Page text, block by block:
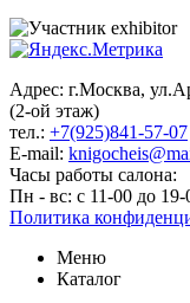
Адрес: г.Москва,
(2-ой этаж)
тел.: +7(925)841-57-07
E-mail:
Часы работы салона:
Пн - вс: с 11-00 до 19-
Политика
Меню
Каталог